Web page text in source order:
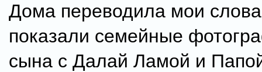
Дома переводила мои
показали семейные
сына с Далай Ламой и